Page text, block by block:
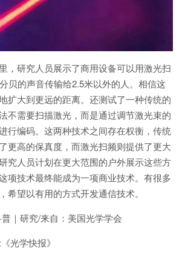
研究人员展示了商用设备可以用激光扫
贝的声音传输给2.5米以外的人。相信这
扩大到更远的距离。还测试了一种传统的
不需要扫描激光，而是通过调节激光束的
行编码。这两种技术之间存在权衡，传统
更高的保真度，而激光扫频则提供了更大
究人员计划在更大范围的户外展示这些方
项技术最终能成为一项商业技术。有很多
希望以有用的方式开发通信技术。
｜研究/来自：美国光学学会
光学快报》